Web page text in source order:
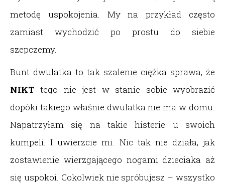
metodę uspokojenia. My na przykład często
zamiast wychodzić po prostu do siebie
szepczemy.
Bunt dwulatka to tak szalenie ciężka sprawa, że
NIKT tego nie jest w stanie sobie wyobrazić
dopóki takiego właśnie dwulatka nie ma w domu.
Napatrzyłam się na takie histerie u swoich
kumpeli. I uwierzcie mi. Nic tak nie działa, jak
zostawienie wierzgającego nogami dzieciaka aż
się uspokoi. Cokolwiek nie spróbujesz – wszystko